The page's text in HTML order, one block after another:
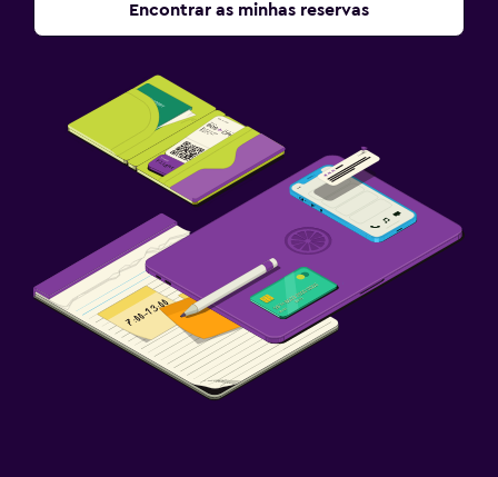
Encontrar as minhas reservas